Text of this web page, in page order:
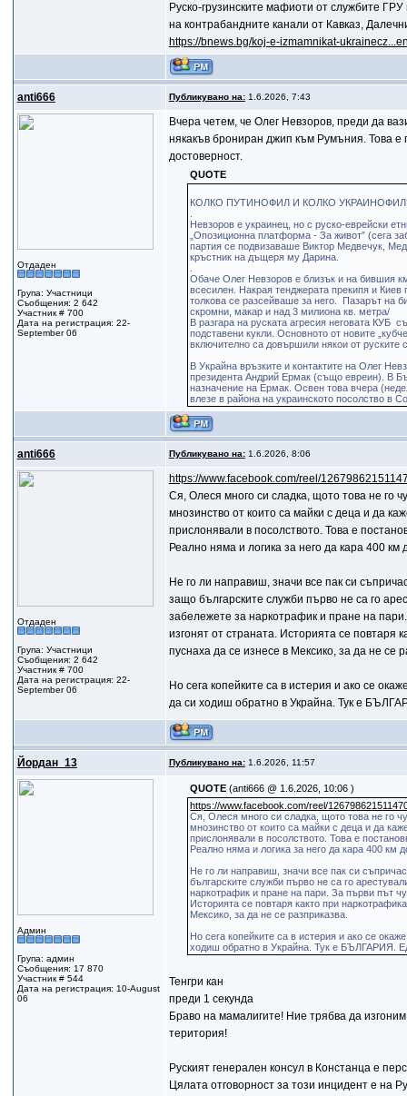
Руско-грузинските мафиоти от службите
на контрабандните канали от Кавказ,
https://bnews.bg/koj-e-izmamnikat-
anti666 Публикувано на:1.6.2026, 7:43
Отдаден
Група: Участници
Съобщения: 2 642
Участник # 700
Дата на регистрация: 22-
September 06
Вчера четем, че Олег Невзоров, преди да
някакъв брониран джип към Румъния. Това е
достоверност.
QUOTE
КОЛКО ПУТИНОФИЛ И КОЛКО
Невзоров е украинец, но с руско-еврейски
„Опозиционна платформа - За живот” (сега
партия се подвизаваше Виктор Медвечук,
кръстник на дъщеря му Дарина.
Обаче Олег Невзоров е близък и на бившия
всесилен. Накрая тенджерата прекипя и
толкова се разсейваше за него. Пазарът на
скромни, макар и над 3 милиона кв. метра/
В разгара на руската агресия неговата КУБ
подставени кукли. Основното от новите
включително са довършили някои от руските
В Украйна връзките и контактите на Олег
президента Андрий Ермак (също евреин). В
назначение на Ермак. Освен това вчера
влезе в района на украинското посолство в
anti666 Публикувано на:1.6.2026, 8:06
Отдаден
Група: Участници
Съобщения: 2 642
Участник # 700
Дата на регистрация: 22-
September 06
https://www.facebook.com/reel/
Ся, Олеся много си сладка, щото това не го
мнозинство от които са майки с деца и да
прислонявали в посолството. Това е
Реално няма и логика за него да кара 400
Не го ли направиш, значи все пак си
защо българските служби първо не са го
забележете за наркотрафик и пране на
изгонят от страната. Историята се повтаря
пуснаха да се изнесе в Мексико, за да не се
Но сега копейките са в истерия и ако се
да си ходиш обратно в Украйна. Тук е
Йордан_13 Публикувано на:1.6.2026, 11:57
Админ
Група: админ
Съобщения: 17 870
Участник # 544
Дата на регистрация: 10-August
06
QUOTE (anti666 @ 1.6.2026, 10:06 )
https://www.facebook.com/reel/
Ся, Олеся много си сладка, щото това не го
мнозинство от които са майки с деца и да
прислонявали в посолството. Това е
Реално няма и логика за него да кара 400
Не го ли направиш, значи все пак си
българските служби първо не са го
наркотрафик и пране на пари. За първи път
Историята се повтаря както при
Мексико, за да не се разприказва.
Но сега копейките са в истерия и ако се
ходиш обратно в Украйна. Тук е БЪЛГАРИЯ.
Тенгри кан
преди 1 секунда
Браво на мамалигите! Ние трябва да
територия!
Руският генерален консул в Констанца е
Цялата отговорност за този инцидент е на